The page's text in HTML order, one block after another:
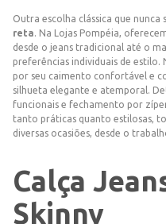
Outra escolha clássica que nunca
reta. Na Lojas Pompéia,
desde o jeans tradicional até o
preferências individuais de estilo.
por seu caimento confortável e
silhueta elegante e atemporal.
funcionais e fechamento por
tanto práticas quanto estilosas,
diversas ocasiões, desde o
Calça
Skinny